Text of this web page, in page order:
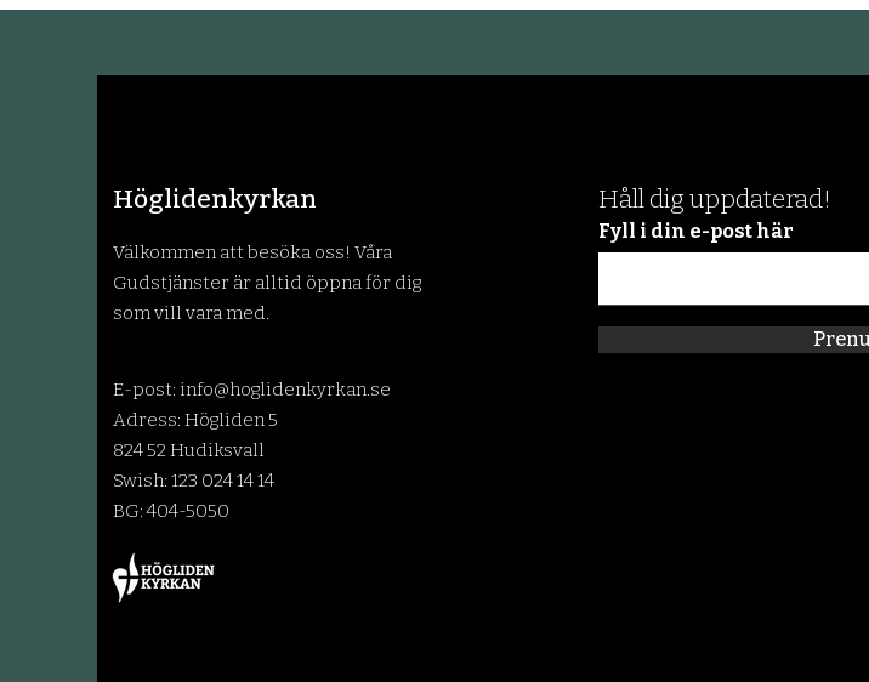
Höglidenkyrkan
Välkommen att besöka oss! Våra
Gudstjänster är alltid öppna för dig
som vill vara med.
E-post: info@hoglidenkyrkan.se
Adress: Högliden 5
824 52 Hudiksvall
Swish: 123 024 14 14
BG: 404-5050
Håll dig uppdaterad!
Fyll i din e-post här